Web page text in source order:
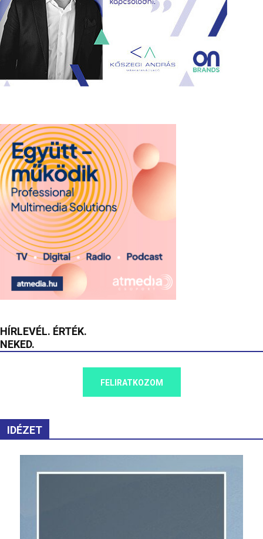
HÍRLEVÉL. ÉRTÉK.
NEKED.
FELIRATKOZOM
IDÉZET